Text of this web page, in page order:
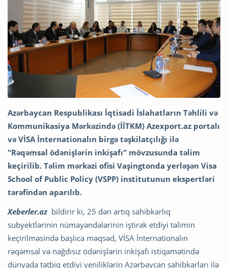
Azərbaycan Respublikası İqtisadi İslahatların Təhlili və
Kommunikasiya Mərkəzində (İİTKM) Azexport.az portalı
və VİSA İnternationalın birgə təşkilatçılığı ilə
"Rəqəmsal ödənişlərin inkişafı" mövzusunda təlim
keçirilib. Təlim mərkəzi ofisi Vaşingtonda yerləşən Visa
School of Public Policy (VSPP) institutunun ekspertləri
tərəfindən aparılıb.
Xeberler.az bildirir ki, 25 dən artıq sahibkarlıq
subyektlərinin nümayəndələrinin iştirak etdiyi təlimin
keçirilməsində başlıca məqsəd, VİSA İnternationalın
rəqəmsal və nağdısız ödənişlərin inkişafı istiqamətində
dünyada tətbiq etdiyi yeniliklərin Azərbaycan sahibkarları ilə